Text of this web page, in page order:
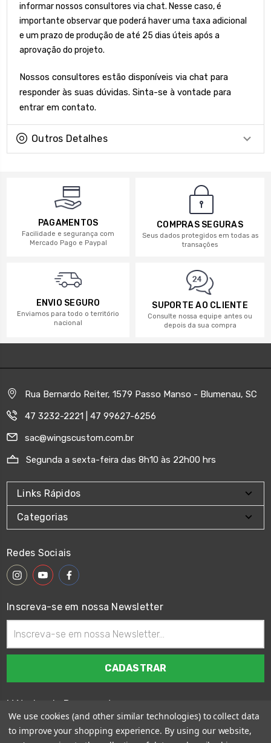
informar nossos consultores via chat. Nesse caso, é
importante observar que poderá haver uma taxa adicional
e um prazo de produção de até 25 dias úteis após a
aprovação do projeto.
Nossos consultores estão disponíveis via chat para
responder às suas dúvidas. Sinta-se à vontade para
entrar em contato.
Outros Detalhes
PAGAMENTOS
Facilidade e segurança com
Mercado Pago e Paypal
COMPRAS SEGURAS
Seus dados protegidos em todas as
transações
ENVIO SEGURO
Enviamos para todo o território
nacional
SUPORTE AO CLIENTE
Consulte nossa equipe antes ou
depois da sua compra
Rua Bernardo Reiter, 1579 Passo Manso - Blumenau, SC
47 3232-2221 | 47 99627-6256
sac@wingscustom.com.br
Segunda a sexta-feira das 8h10 às 22h00 hrs
Links Rápidos
Categorias
Redes Sociais
Inscreva-se em nossa Newsletter
de
email
Métodos de Pagamento
We use cookies (and other similar technologies) to collect data
to improve your shopping experience. By using our website,